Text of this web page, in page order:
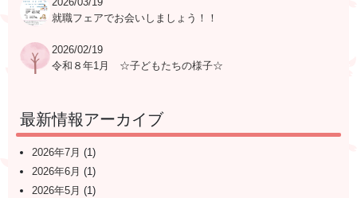
就職フェアでお会いしましょう！！
2026/02/19
令和８年1月 ☆子どもたちの様子☆
最新情報アーカイブ
2026年7月 (1)
2026年6月 (1)
2026年5月 (1)